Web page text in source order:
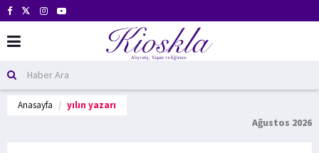
Anasayfa yılın yazarı
Ağustos 2026